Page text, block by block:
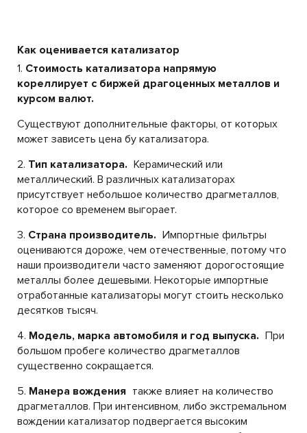
Как оценивается катализатор
1. Стоимость катализатора напрямую
кореллирует с биржей драгоценных металлов и
курсом валют.
Существуют дополнительные факторы, от которых
может зависеть цена бу катализатора.
2. Тип катализатора. Керамический или
металлический. В различных катализаторах
присутствует небольшое количество драгметаллов,
которое со временем выгорает.
3. Страна производитель. Импортные фильтры
оцениваются дороже, чем отечественные, потому что
наши производители часто заменяют дорогостоящие
металлы более дешевыми. Некоторые импортные
отработанные катализаторы могут стоить несколько
десятков тысяч.
4. Модель, марка автомобиля и год выпуска. При
большом пробеге количество драгметаллов
существенно сокращается.
5. Манера вождения также влияет на количество
драгметаллов. При интенсивном, либо экстремальном
вождении катализатор подвергается высоким